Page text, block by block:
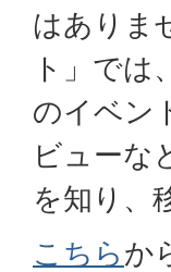
はありま
ト」では
のイベン
ビューな
を知り、
こちらか